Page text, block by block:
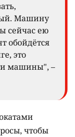
Машину
сейчас ею
обойдётся
это
машины", –
чтобы